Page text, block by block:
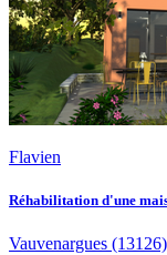
Flavien
Réhabilitation d'une
Vauvenargues (13126)